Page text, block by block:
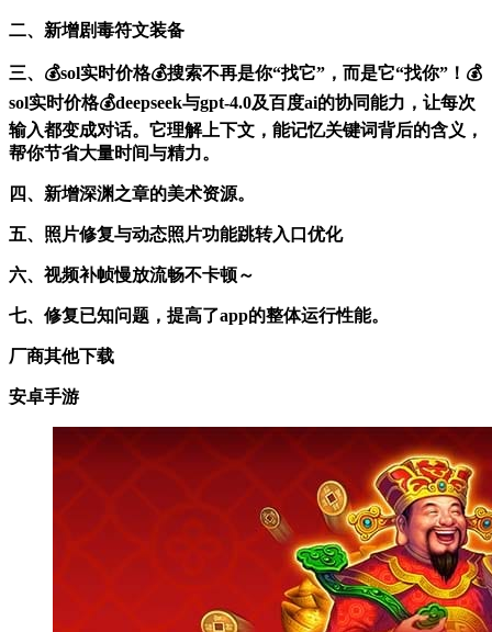
二、新增剧毒符文装备
三、💰sol实时价格💰搜索不再是你“找它”，而是它“找你”！💰
sol实时价格💰deepseek与gpt-4.0及百度ai的协同能力，让每次
输入都变成对话。它理解上下文，能记忆关键词背后的含义，
帮你节省大量时间与精力。
四、新增深渊之章的美术资源。
五、照片修复与动态照片功能跳转入口优化
六、视频补帧慢放流畅不卡顿～
七、修复已知问题，提高了app的整体运行性能。
厂商其他下载
安卓手游